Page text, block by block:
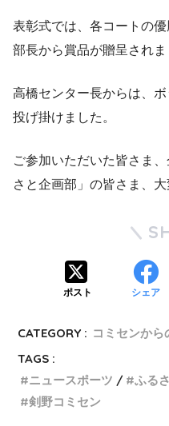
表彰式では、各コートの
部長から賞品が贈呈されま
高橋センター長からは、
投げ掛けました。
ご参加いただいた皆さま
さと企画部」の皆さま、
ポスト シェア
CATEGORY : コミセンから
TAGS :
ニュースポーツ
ふる
剣野コミセン